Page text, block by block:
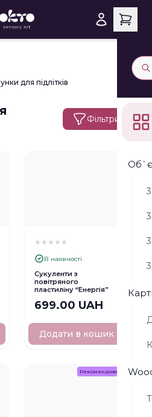
для підлітків
Фільтри
★ ★ ★ ★ ★
В наявності
Сукуленти з
повітряного
пластиліну “Енергія”
699.00 UAH
Додати в кошик
Рекомендовані